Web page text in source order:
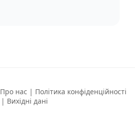
Про нас | Політика конфіденційності
| Вихідні дані